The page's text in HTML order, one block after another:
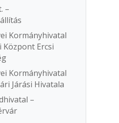
–
Kormányhivatal
Ercsi
Kormányhivatal
Járási Hivatala
–